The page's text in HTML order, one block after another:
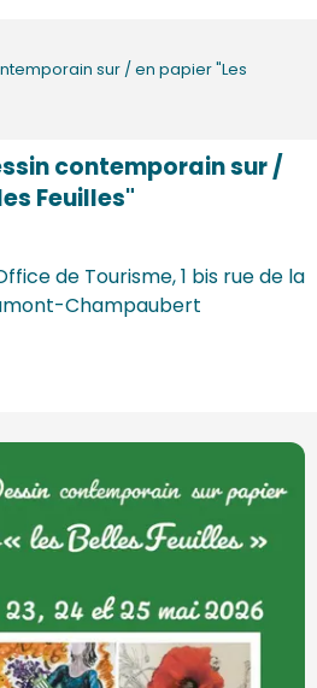
sur / en papier "Les
contemporain sur /
Feuilles"
de Tourisme, 1 bis rue de la
Champaubert
favoris